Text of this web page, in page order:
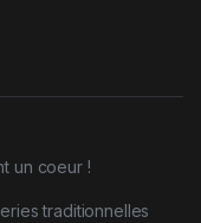
un coeur !
traditionnelles